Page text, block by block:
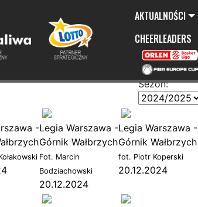
AKTUALNOŚCI
CHEERLEADERS
Sezon:
-Legia Warszawa -
Górnik Wałbrzych
Fot. Marcin
Bodziachowski
20.12.2024
Legia Warszawa -
Górnik Wałbrzych
fot. Piotr Koperski
20.12.2024